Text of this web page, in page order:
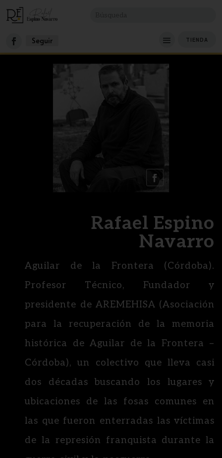
Seguir TIENDA
Rafael Espino
Navarro
Aguilar de la Frontera (Córdoba).
Profesor Técnico, Fundador y
presidente de AREMEHISA (Asociación
para la recuperación de la memoria
histórica de Aguilar de la Frontera –
Córdoba), un colectivo que lleva casi
dos décadas buscando los lugares y
ubicaciones de las fosas comunes en
las que fueron enterradas las víctimas
de la represión franquista durante la